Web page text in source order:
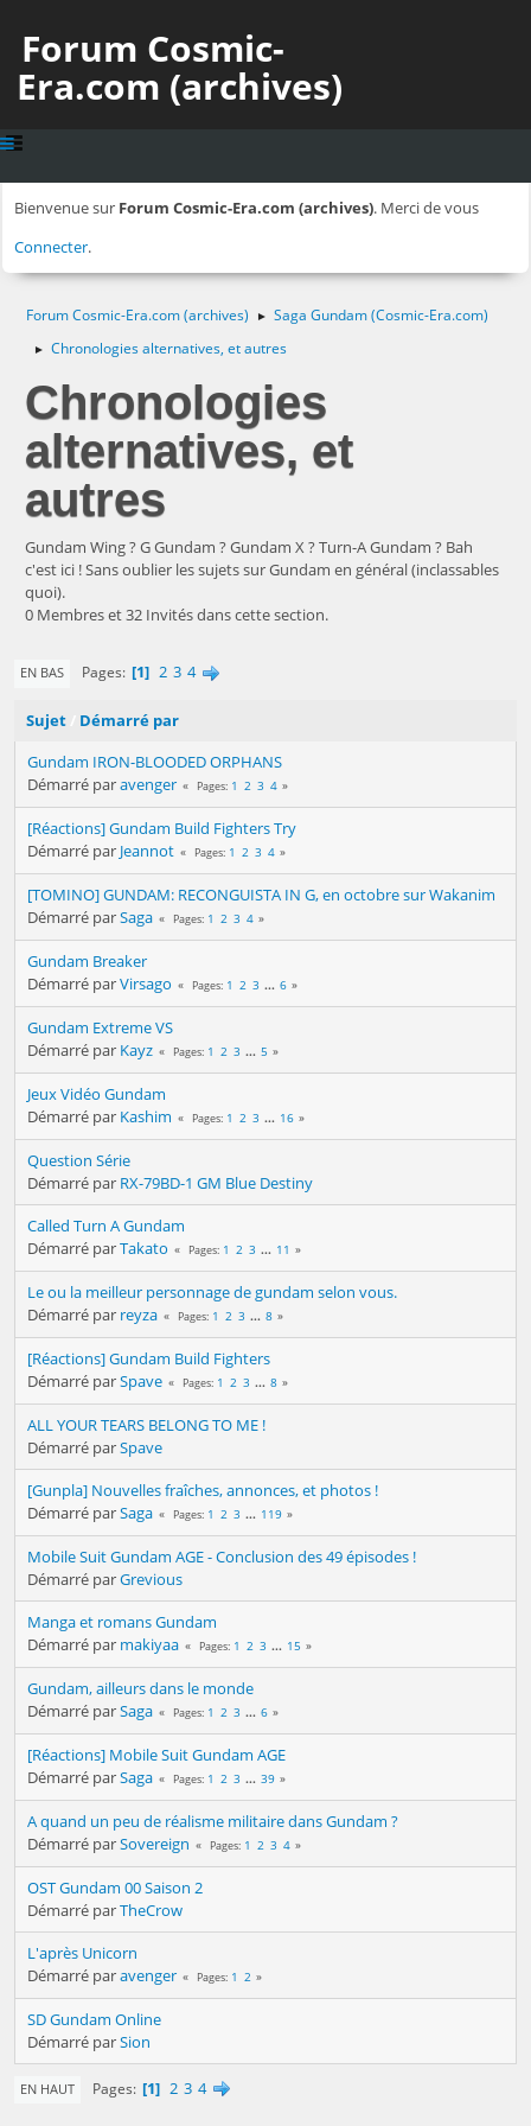
Forum Cosmic-
Era.com (archives)
Bienvenue sur Forum Cosmic-Era.com (archives). Merci de vous
Connecter.
Forum Cosmic-Era.com (archives) ► Saga Gundam (Cosmic-Era.com)
► Chronologies alternatives, et autres
Chronologies
alternatives, et
autres
Gundam Wing ? G Gundam ? Gundam X ? Turn-A Gundam ? Bah
c'est ici ! Sans oublier les sujets sur Gundam en général (inclassables
quoi).
0 Membres et 32 Invités dans cette section.
EN BAS Pages 1 2 3 4
Sujet
Démarré par
Gundam IRON-BLOODED ORPHANS
Démarré paravenger Pages 1 2 3 4
[Réactions] Gundam Build Fighters Try
Démarré par Jeannot Pages 1 2 3 4
[TOMINO] GUNDAM: RECONGUISTA IN G, en octobre sur Wakanim
Démarré parSaga Pages 1 2 3 4
Gundam Breaker
Démarré parVirsago Pages 1 2 3 ... 6
Gundam Extreme VS
Démarré par Kayz Pages 1 2 3 ... 5
Jeux Vidéo Gundam
Démarré par Kashim Pages 1 2 3 ... 16
Question Série
Démarré par RX-79BD-1 GM Blue Destiny
Called Turn A Gundam
Démarré parTakato Pages 1 2 3 ... 11
Le ou la meilleur personnage de gundam selon vous.
Démarré par reyza Pages 1 2 3 ... 8
[Réactions] Gundam Build Fighters
Démarré parSpave Pages 1 2 3 ... 8
ALL YOUR TEARS BELONG TO ME !
Démarré parSpave
[Gunpla] Nouvelles fraîches, annonces, et photos !
Démarré parSaga Pages 1 2 3 ... 119
Mobile Suit Gundam AGE - Conclusion des 49 épisodes !
Démarré parGrevious
Manga et romans Gundam
Démarré par makiyaa Pages 1 2 3 ... 15
Gundam, ailleurs dans le monde
Démarré parSaga Pages 1 2 3 ... 6
[Réactions] Mobile Suit Gundam AGE
Démarré parSaga Pages 1 2 3 ... 39
A quand un peu de réalisme militaire dans Gundam ?
Démarré parSovereign Pages 1 2 3 4
OST Gundam 00 Saison 2
Démarré parTheCrow
L'après Unicorn
Démarré paravenger Pages 1 2
SD Gundam Online
Démarré parSion
EN HAUT Pages 1 2 3 4